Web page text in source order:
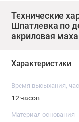
количество воды и
заделки глубоких
слои наносить при
удалить.
Очистка инструментов
Технические
Шпатлевка по
акриловая
Характеристики
Время высыхания,
12 часов
Материал основания